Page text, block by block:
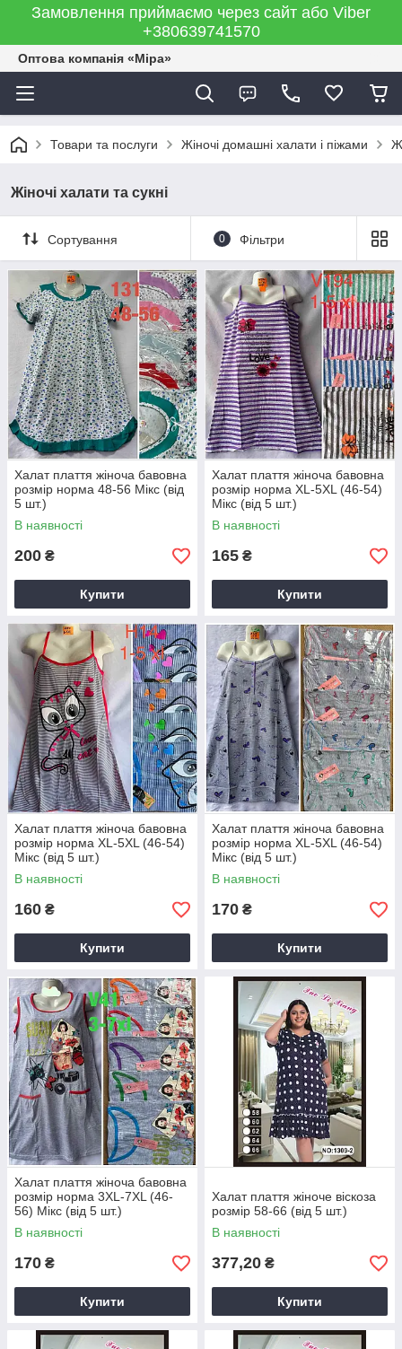
Замовлення приймаємо через сайт або Viber
+380639741570
Оптова компанія «Міра»
Товари та послуги Жіночі домашні халати і піжами
Жіночі халати та сукні
Сортування 0 Фільтри
Халат плаття жіноча бавовна
розмір норма 48-56 Мікс (від
5 шт.)
В наявності
200 ₴
Купити
Халат плаття жіноча бавовна
розмір норма XL-5XL (46-54)
Мікс (від 5 шт.)
В наявності
165 ₴
Купити
Халат плаття жіноча бавовна
розмір норма XL-5XL (46-54)
Мікс (від 5 шт.)
В наявності
160 ₴
Купити
Халат плаття жіноча бавовна
розмір норма XL-5XL (46-54)
Мікс (від 5 шт.)
В наявності
170 ₴
Купити
Халат плаття жіноча бавовна
розмір норма 3XL-7XL (46-
56) Мікс (від 5 шт.)
В наявності
170 ₴
Купити
Халат плаття жіноче віскоза
розмір 58-66 (від 5 шт.)
В наявності
377,20 ₴
Купити